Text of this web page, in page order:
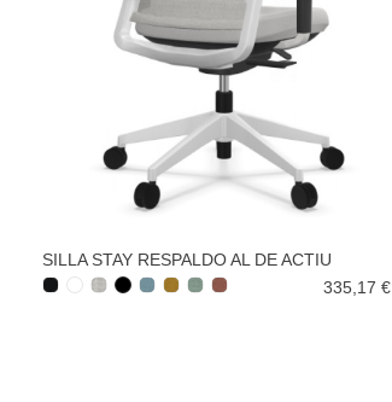
SILLA STAY RESPALDO AL DE ACTIU
335,17 €